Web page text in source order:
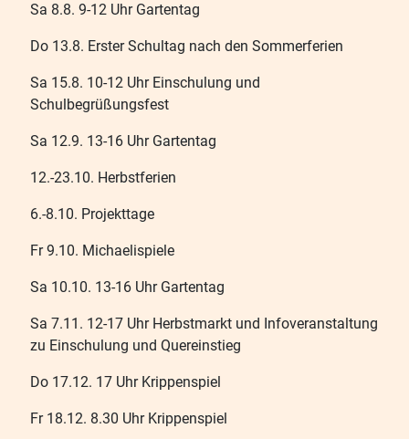
Sa 8.8. 9-12 Uhr Gartentag
Do 13.8. Erster Schultag nach den Sommerferien
Sa 15.8. 10-12 Uhr Einschulung und
Schulbegrüßungsfest
Sa 12.9. 13-16 Uhr Gartentag
12.-23.10. Herbstferien
6.-8.10. Projekttage
Fr 9.10. Michaelispiele
Sa 10.10. 13-16 Uhr Gartentag
Sa 7.11. 12-17 Uhr Herbstmarkt und Infoveranstaltung
zu Einschulung und Quereinstieg
Do 17.12. 17 Uhr Krippenspiel
Fr 18.12. 8.30 Uhr Krippenspiel